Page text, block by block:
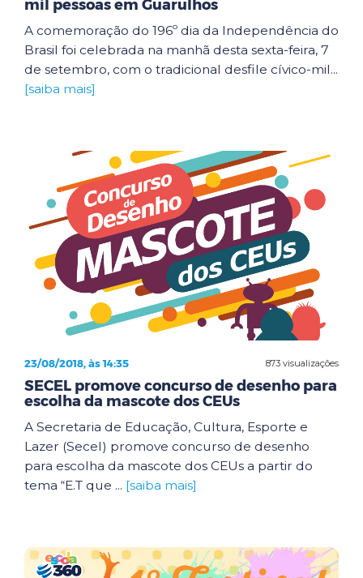
mil pessoas em Guarulhos
A comemoração do 196º dia da Independência do
Brasil foi celebrada na manhã desta sexta-feira, 7
de setembro, com o tradicional desfile cívico-mil...
[saiba mais]
873 visualizações
23/08/2018, às 14:35
SECEL promove concurso de desenho para
escolha da mascote dos CEUs
A Secretaria de Educação, Cultura, Esporte e
Lazer (Secel) promove concurso de desenho
para escolha da mascote dos CEUs a partir do
tema “E.T que ... [saiba mais]